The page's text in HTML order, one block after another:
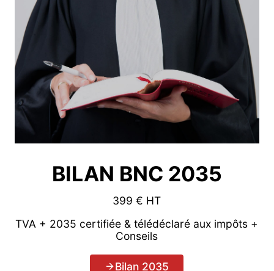
BILAN BNC 2035
399 € HT
TVA + 2035 certifiée & télédéclaré aux impôts +
Conseils
Bilan 2035